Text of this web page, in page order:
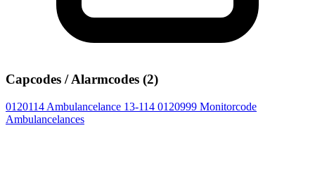
Capcodes / Alarmcodes (2)
0120114 Ambulancelance 13-114 0120999 Monitorcode
Ambulancelances